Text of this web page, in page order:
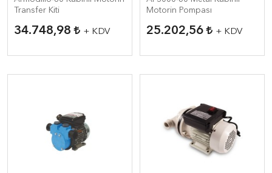
Transfer Kiti
34.748,98 + KDV
Motorin Pompası
25.202,56 + KDV